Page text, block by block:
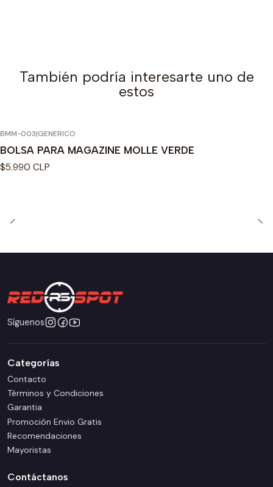
También podría interesarte uno de
estos
BMM-003|GENERICO
BOLSA PARA MAGAZINE MOLLE VERDE
$5.990 CLP
Síguenos
Categorías
Contacto
Términos y Condiciones
Garantia
Promoción Envio Gratis
Recomendaciones
Mayoristas
Contáctanos